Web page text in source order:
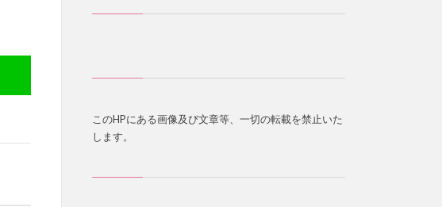
このHPにある画像及び文章等、一切の転載を禁止いた
します。